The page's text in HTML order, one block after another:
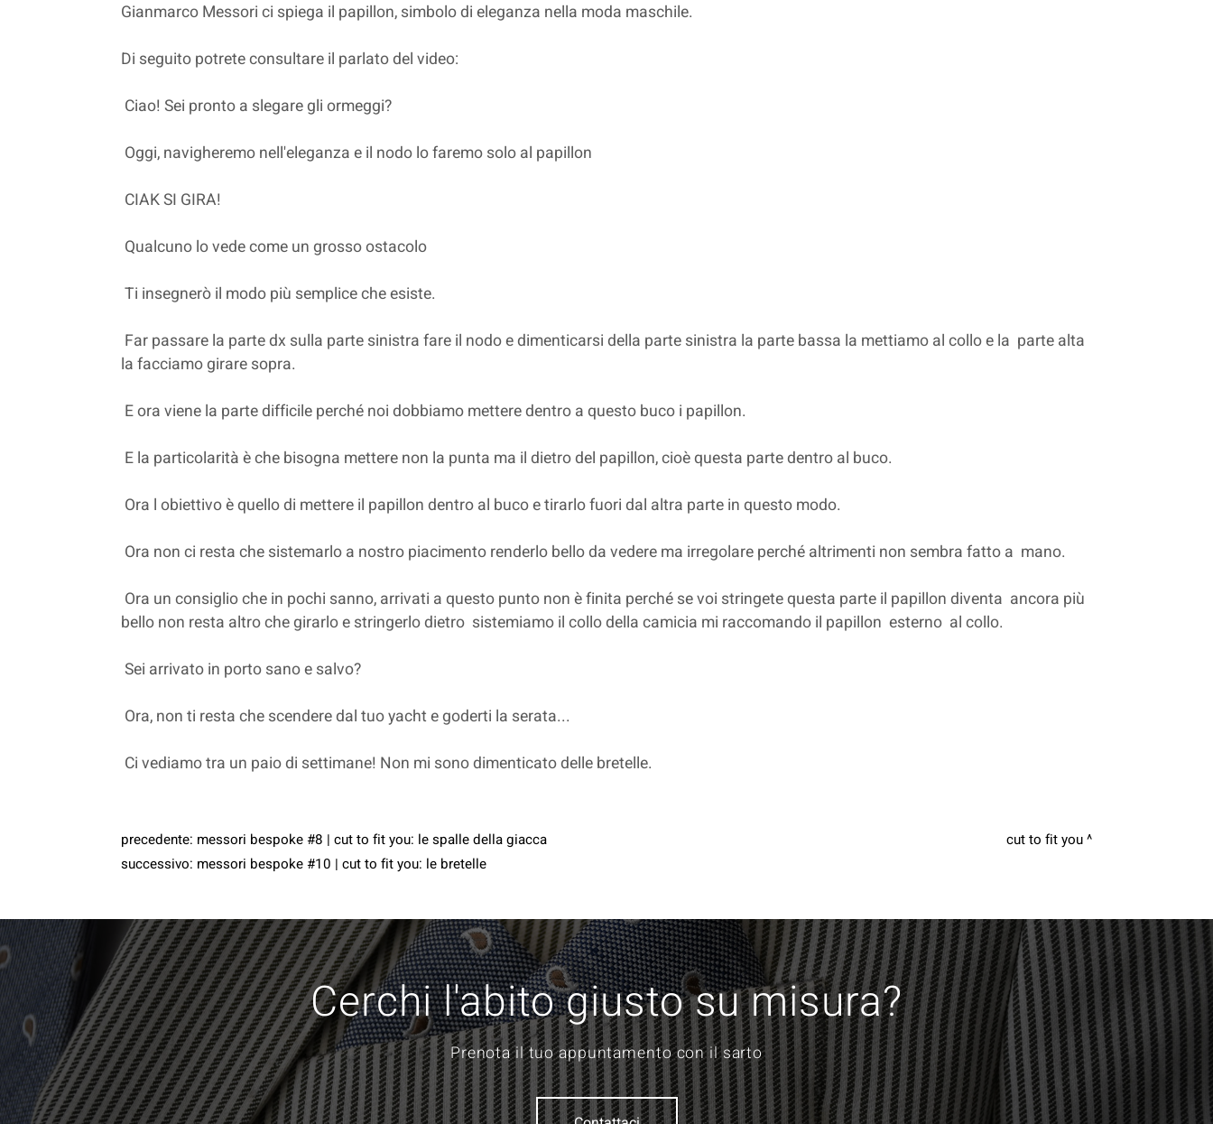
Gianmarco Messori ci spiega il papillon, simbolo di eleganza nella moda maschile.
Di seguito potrete consultare il parlato del video:
Ciao! Sei pronto a slegare gli ormeggi?
Oggi, navigheremo nell'eleganza e il nodo lo faremo solo al papillon
CIAK SI GIRA!
Qualcuno lo vede come un grosso ostacolo
Ti insegnerò il modo più semplice che esiste.
Far passare la parte dx sulla parte sinistra fare il nodo e dimenticarsi della parte sinistra la parte bassa la mettiamo al collo e la parte alta
la facciamo girare sopra.
E ora viene la parte difficile perché noi dobbiamo mettere dentro a questo buco i papillon.
E la particolarità è che bisogna mettere non la punta ma il dietro del papillon, cioè questa parte dentro al buco.
Ora l obiettivo è quello di mettere il papillon dentro al buco e tirarlo fuori dal altra parte in questo modo.
Ora non ci resta che sistemarlo a nostro piacimento renderlo bello da vedere ma irregolare perché altrimenti non sembra fatto a mano.
Ora un consiglio che in pochi sanno, arrivati a questo punto non è finita perché se voi stringete questa parte il papillon diventa ancora più
bello non resta altro che girarlo e stringerlo dietro sistemiamo il collo della camicia mi raccomando il papillon esterno al collo.
Sei arrivato in porto sano e salvo?
Ora, non ti resta che scendere dal tuo yacht e goderti la serata...
Ci vediamo tra un paio di settimane! Non mi sono dimenticato delle bretelle.
precedente: messori bespoke #8 | cut to fit you: le spalle della giacca
successivo: messori bespoke #10 | cut to fit you: le bretelle
cut to fit you
Cerchi l'abito giusto su misura?
Prenota il tuo appuntamento con il sarto